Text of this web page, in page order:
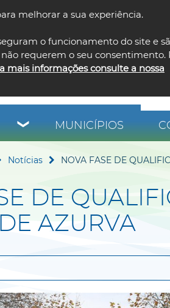
melhorar a sua experiência.
o funcionamento do site e
requerem o seu consentimento.
mais informações consulte a nossa
MUNICÍPIOS
Notícias NOVA FASE DE
DE
AZURVA